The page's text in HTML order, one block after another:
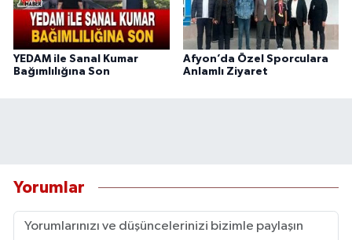
YEDAM ile Sanal Kumar
Bağımlılığına Son
Afyon’da Özel Sporculara
Anlamlı Ziyaret
Yorumlar